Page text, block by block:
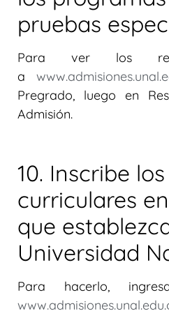
pruebas
Para ver los
a
Pregrado, luego en
Admisión.
10. Inscribe
curriculares
que
Universidad
Para hacerlo,